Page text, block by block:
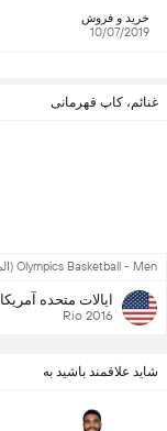
خرید و فروش
10/07/2019
غنائم، کاپ قهرمانی
Olympics Basketball - Men (المپیک)
ایالات متحده آمریکا
Rio 2016
شاید علاقمند باشید به